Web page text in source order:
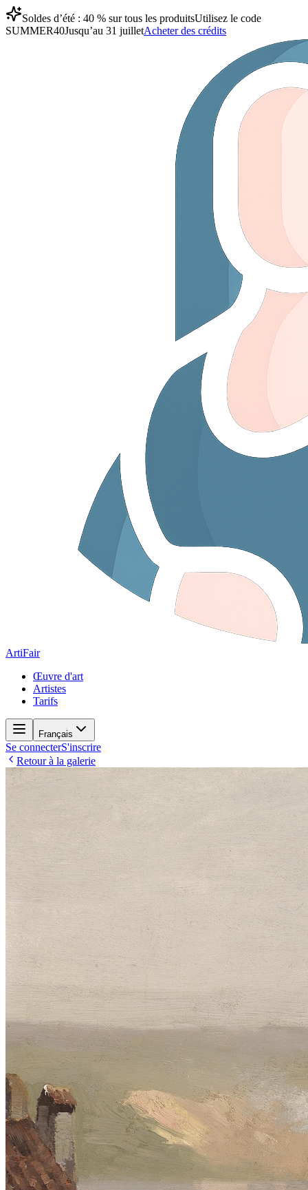
Soldes d’été : 40 % sur tous les produitsUtilisez le code
SUMMER40Jusqu’au 31 juilletAcheter des crédits
ArtiFair
Œuvre d'art
Artistes
Tarifs
Français
Se connecterS'inscrire
Retour à la galerie